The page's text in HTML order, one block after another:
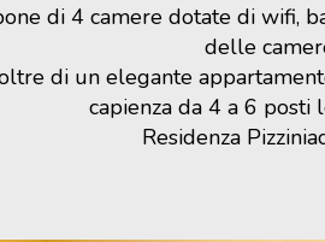
di 4 camere dotate di wifi,
delle
di un elegante
capienza da 4 a 6 posti
Residenza